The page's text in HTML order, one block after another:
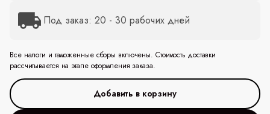
Под заказ: 20 - 30 рабочих дней
Все налоги и таможенные сборы включены. Стоимость доставки
рассчитывается на этапе оформления заказа.